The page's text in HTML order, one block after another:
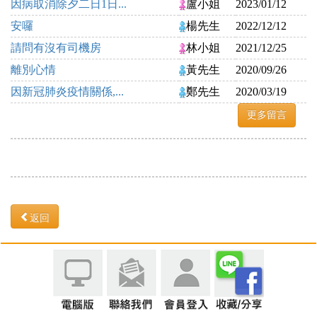
因病取消除夕二日1日...
盧小姐
2023/01/12
安囉
楊先生
2022/12/12
請問有沒有司機房
林小姐
2021/12/25
離別心情
黃先生
2020/09/26
因新冠肺炎疫情關係,...
鄭先生 2020/03/19
更多留言
返回